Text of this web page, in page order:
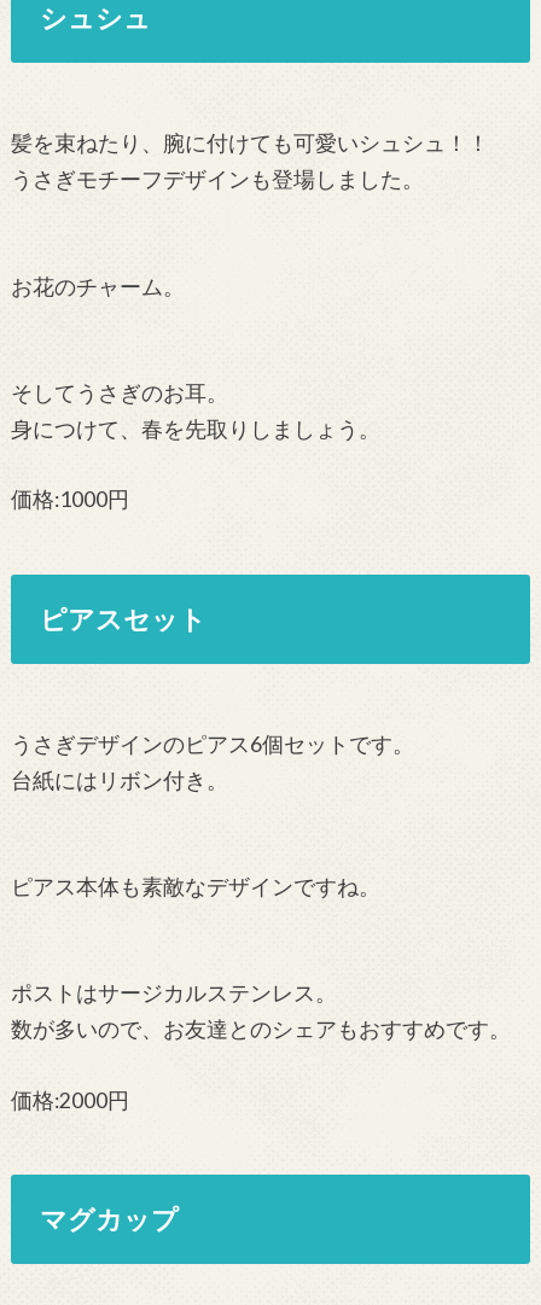
シュシュ
髪を束ねたり、腕に付けても可愛いシュシュ！！
うさぎモチーフデザインも登場しました。
お花のチャーム。
そしてうさぎのお耳。
身につけて、春を先取りしましょう。
価格:1000円
ピアスセット
うさぎデザインのピアス6個セットです。
台紙にはリボン付き。
ピアス本体も素敵なデザインですね。
ポストはサージカルステンレス。
数が多いので、お友達とのシェアもおすすめです。
価格:2000円
マグカップ